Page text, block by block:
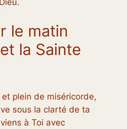
le matin
la Sainte
plein de miséricorde,
sous la clarté de ta
à Toi avec